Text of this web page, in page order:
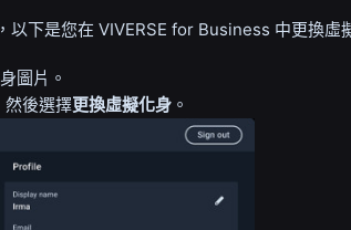
以下是您在VIVERSE for Business 中更換虛
圖片。
然後選擇更換虛擬化身 。